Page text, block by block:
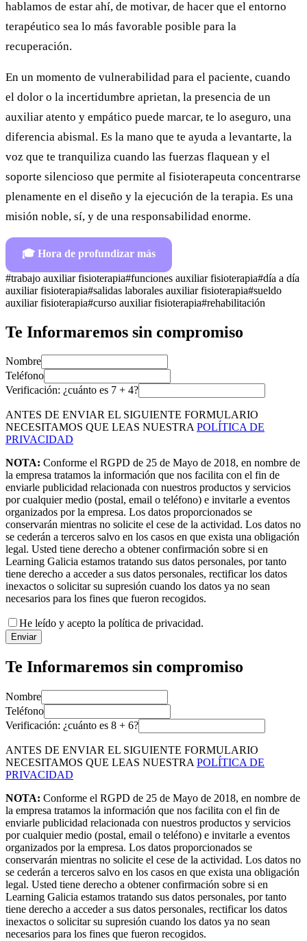
hablamos de estar ahí, de motivar, de hacer que el entorno
terapéutico sea lo más favorable posible para la
recuperación.
En un momento de vulnerabilidad para el paciente, cuando
el dolor o la incertidumbre aprietan, la presencia de un
auxiliar atento y empático puede marcar, te lo aseguro, una
diferencia abismal. Es la mano que te ayuda a levantarte, la
voz que te tranquiliza cuando las fuerzas flaquean y el
soporte silencioso que permite al fisioterapeuta concentrarse
plenamente en el diseño y la ejecución de la terapia. Es una
misión noble, sí, y de una responsabilidad enorme.
🎓 Hora de profundizar más
#trabajo auxiliar fisioterapia#funciones auxiliar fisioterapia#día a día
auxiliar fisioterapia#salidas laborales auxiliar fisioterapia#sueldo
auxiliar fisioterapia#curso auxiliar fisioterapia#rehabilitación
Te Informaremos sin compromiso
Nombre
Teléfono
Verificación: ¿cuánto es 7 + 4?
ANTES DE ENVIAR EL SIGUIENTE FORMULARIO
NECESITAMOS QUE LEAS NUESTRA POLÍTICA DE
PRIVACIDAD
NOTA: Conforme el RGPD de 25 de Mayo de 2018, en nombre de
la empresa tratamos la información que nos facilita con el fin de
enviarle publicidad relacionada con nuestros productos y servicios
por cualquier medio (postal, email o teléfono) e invitarle a eventos
organizados por la empresa. Los datos proporcionados se
conservarán mientras no solicite el cese de la actividad. Los datos no
se cederán a terceros salvo en los casos en que exista una obligación
legal. Usted tiene derecho a obtener confirmación sobre si en
Learning Galicia estamos tratando sus datos personales, por tanto
tiene derecho a acceder a sus datos personales, rectificar los datos
inexactos o solicitar su supresión cuando los datos ya no sean
necesarios para los fines que fueron recogidos.
He leído y acepto la política de privacidad.
Enviar
Te Informaremos sin compromiso
Nombre
Teléfono
Verificación: ¿cuánto es 8 + 6?
ANTES DE ENVIAR EL SIGUIENTE FORMULARIO
NECESITAMOS QUE LEAS NUESTRA POLÍTICA DE
PRIVACIDAD
NOTA: Conforme el RGPD de 25 de Mayo de 2018, en nombre de
la empresa tratamos la información que nos facilita con el fin de
enviarle publicidad relacionada con nuestros productos y servicios
por cualquier medio (postal, email o teléfono) e invitarle a eventos
organizados por la empresa. Los datos proporcionados se
conservarán mientras no solicite el cese de la actividad. Los datos no
se cederán a terceros salvo en los casos en que exista una obligación
legal. Usted tiene derecho a obtener confirmación sobre si en
Learning Galicia estamos tratando sus datos personales, por tanto
tiene derecho a acceder a sus datos personales, rectificar los datos
inexactos o solicitar su supresión cuando los datos ya no sean
necesarios para los fines que fueron recogidos.